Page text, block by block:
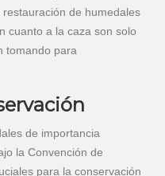
de humedales
cuanto a la caza son solo
tomando para
de importancia
la Convención de
para la conservación